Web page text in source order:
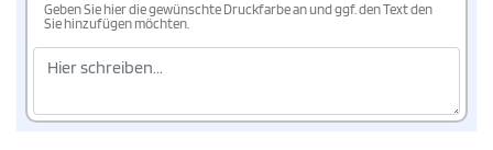
Geben Sie hier die gewünschte Druckfarbe an und ggf. den Text den
Sie hinzufügen möchten.